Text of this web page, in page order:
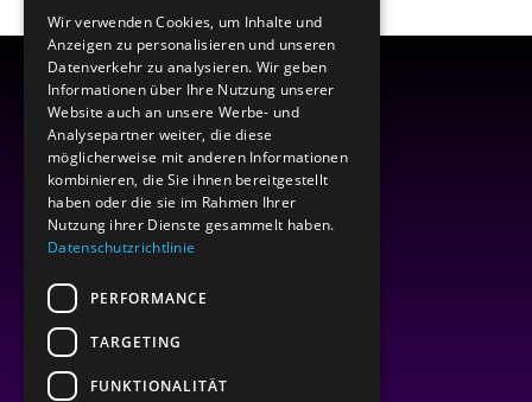
Wir verwenden Cookies, um Inhalte und
Anzeigen zu personalisieren und unseren
Datenverkehr zu analysieren. Wir geben
Informationen über Ihre Nutzung unserer
Website auch an unsere Werbe- und
Analysepartner weiter, die diese
möglicherweise mit anderen Informationen
kombinieren, die Sie ihnen bereitgestellt
haben oder die sie im Rahmen Ihrer
Nutzung ihrer Dienste gesammelt haben.
Datenschutzrichtlinie
PERFORMANCE
TARGETING
FUNKTIONALITÄT